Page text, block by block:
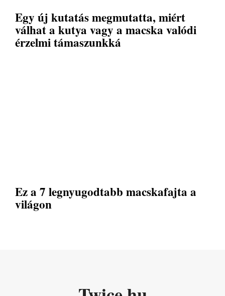
Egy új kutatás megmutatta, miért
válhat a kutya vagy a macska valódi
érzelmi támaszunkká
Ez a 7 legnyugodtabb macskafajta a
világon